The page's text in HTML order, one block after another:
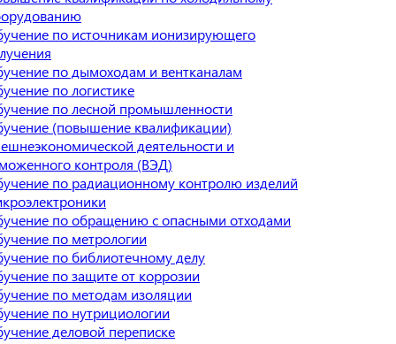
по источникам ионизирующего
по дымоходам и вентканалам
по логистике
по лесной промышленности
(повышение квалификации)
деятельности и
контроля (ВЭД)
по радиационному контролю изделий
по обращению с опасными отходами
по метрологии
по библиотечному делу
по защите от коррозии
по методам изоляции
по нутрициологии
деловой переписке